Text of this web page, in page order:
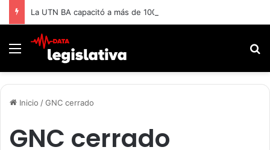
La UTN BA capacitó a más de 1000 adultos mayores.
Menú
Inicio /GNC cerrado
GNC cerrado